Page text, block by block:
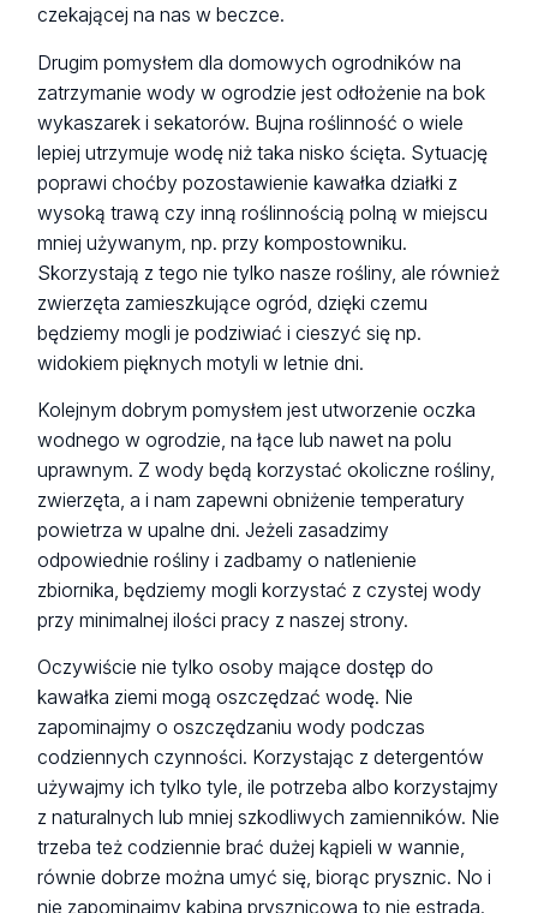
czekającej na nas w beczce.
Drugim pomysłem dla domowych ogrodników na
zatrzymanie wody w ogrodzie jest odłożenie na bok
wykaszarek i sekatorów. Bujna roślinność o wiele
lepiej utrzymuje wodę niż taka nisko ścięta. Sytuację
poprawi choćby pozostawienie kawałka działki z
wysoką trawą czy inną roślinnością polną w miejscu
mniej używanym, np. przy kompostowniku.
Skorzystają z tego nie tylko nasze rośliny, ale również
zwierzęta zamieszkujące ogród, dzięki czemu
będziemy mogli je podziwiać i cieszyć się np.
widokiem pięknych motyli w letnie dni.
Kolejnym dobrym pomysłem jest utworzenie oczka
wodnego w ogrodzie, na łące lub nawet na polu
uprawnym. Z wody będą korzystać okoliczne rośliny,
zwierzęta, a i nam zapewni obniżenie temperatury
powietrza w upalne dni. Jeżeli zasadzimy
odpowiednie rośliny i zadbamy o natlenienie
zbiornika, będziemy mogli korzystać z czystej wody
przy minimalnej ilości pracy z naszej strony.
Oczywiście nie tylko osoby mające dostęp do
kawałka ziemi mogą oszczędzać wodę. Nie
zapominajmy o oszczędzaniu wody podczas
codziennych czynności. Korzystając z detergentów
używajmy ich tylko tyle, ile potrzeba albo korzystajmy
z naturalnych lub mniej szkodliwych zamienników. Nie
trzeba też codziennie brać dużej kąpieli w wannie,
równie dobrze można umyć się, biorąc prysznic. No i
nie zapominajmy kabina prysznicowa to nie estrada.